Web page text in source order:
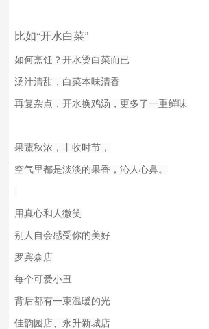
比如“开水白菜”
如何烹饪？开水烫白菜而已
汤汁清甜，白菜本味清香
再复杂点，开水换鸡汤，更多了一重鲜味
果蔬秋浓，丰收时节，
空气里都是淡淡的果香，沁人心鼻。
用真心和人微笑
别人自会感受你的美好
罗宾森店
每个可爱小丑
背后都有一束温暖的光
佳韵园店、永升新城店